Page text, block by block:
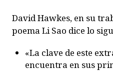
David Hawkes, en su
poema Li Sao dice lo
«La clave de este
encuentra en sus